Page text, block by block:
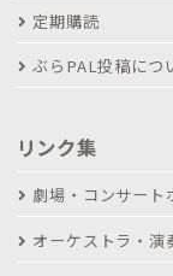
定期購読
ぶらPAL投稿につ
リンク集
劇場・コンサート
オーケストラ・演